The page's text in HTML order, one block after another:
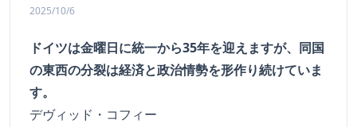
2025/10/6
ドイツは金曜日に統一から35年を迎えますが、同国
の東西の分裂は経済と政治情勢を形作り続けていま
す。
デヴィッド・コフィー